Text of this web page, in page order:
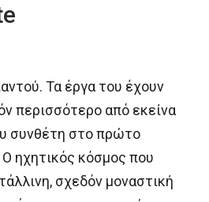
Τα έργα του έχουν
περισσότερο από εκείνα
συνθέτη στο πρώτο
ηχητικός κόσμος που
σχεδόν μοναστική